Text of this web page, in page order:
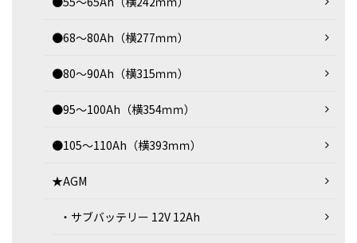
●68～80Ah（横277ｍｍ）
●80～90Ah（横315ｍｍ）
●95～100Ah（横354ｍｍ）
●105～110Ah（横393ｍｍ）
★AGM
・サブバッテリー 12V 12Ah